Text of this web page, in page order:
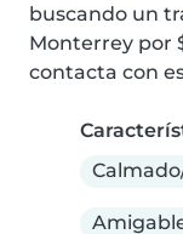
buscando un
Monterrey por
contacta con